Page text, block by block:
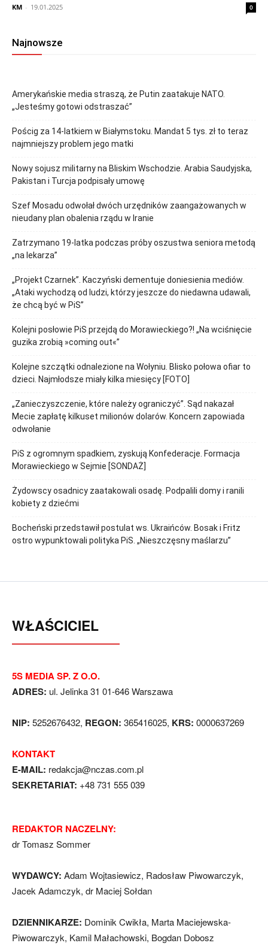
KM - 19.01.2025 0
Najnowsze
Amerykańskie media straszą, że Putin zaatakuje NATO.
„Jesteśmy gotowi odstraszać”
Pościg za 14-latkiem w Białymstoku. Mandat 5 tys. zł to teraz
najmniejszy problem jego matki
Nowy sojusz militarny na Bliskim Wschodzie. Arabia Saudyjska,
Pakistan i Turcja podpisały umowę
Szef Mosadu odwołał dwóch urzędników zaangażowanych w
nieudany plan obalenia rządu w Iranie
Zatrzymano 19-latka podczas próby oszustwa seniora metodą
„na lekarza”
„Projekt Czarnek”. Kaczyński dementuje doniesienia mediów.
„Ataki wychodzą od ludzi, którzy jeszcze do niedawna udawali,
że chcą być w PiS”
Kolejni posłowie PiS przejdą do Morawieckiego?! „Na wciśnięcie
guzika zrobią »coming out«”
Kolejne szczątki odnalezione na Wołyniu. Blisko połowa ofiar to
dzieci. Najmłodsze miały kilka miesięcy [FOTO]
„Zanieczyszczenie, które należy ograniczyć”. Sąd nakazał
Mecie zapłatę kilkuset milionów dolarów. Koncern zapowiada
odwołanie
PiS z ogromnym spadkiem, zyskują Konfederacje. Formacja
Morawieckiego w Sejmie [SONDAŻ]
Żydowscy osadnicy zaatakowali osadę. Podpalili domy i ranili
kobiety z dziećmi
Bocheński przedstawił postulat ws. Ukraińców. Bosak i Fritz
ostro wypunktowali polityka PiS. „Nieszczęsny maślarzu”
WŁAŚCICIEL
5S MEDIA SP. Z O.O.
ADRES: ul. Jelinka 31 01-646 Warszawa
NIP: 5252676432, REGON: 365416025, KRS: 0000637269
KONTAKT
E-MAIL: redakcja@nczas.com.pl
SEKRETARIAT: +48 731 555 039
REDAKTOR NACZELNY:
dr Tomasz Sommer
WYDAWCY: Adam Wojtasiewicz, Radosław Piwowarczyk,
Jacek Adamczyk, dr Maciej Sołdan
DZIENNIKARZE: Dominik Cwikła, Marta Maciejewska-
Piwowarczyk, Kamil Małachowski, Bogdan Dobosz